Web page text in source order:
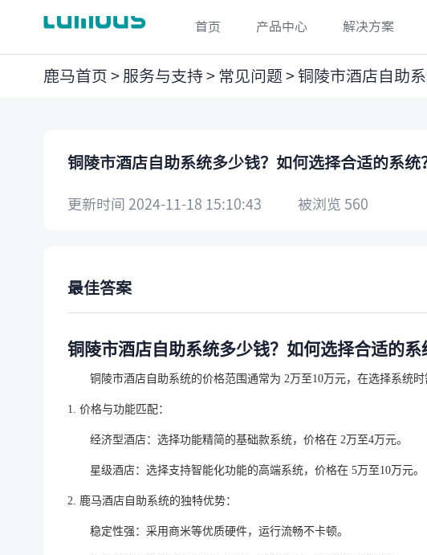
首页 产品中心 解决方案
鹿马首页 > 服务与支持 > 常见问题 > 铜陵市酒店自助
铜陵市酒店自助系统多少钱？如何选择合适的系统
更新时间 2024-11-18 15:10:43 被浏览 560
最佳答案
铜陵市酒店自助系统多少钱？如何选择合适的系
铜陵市酒店自助系统的价格范围通常为 2万至10万元，在选择系统
1. 价格与功能匹配：
经济型酒店：选择功能精简的基础款系统，价格在 2万至4万元。
星级酒店：选择支持智能化功能的高端系统，价格在 5万至10万元。
2. 鹿马酒店自助系统的独特优势：
稳定性强：采用商米等优质硬件，运行流畅不卡顿。